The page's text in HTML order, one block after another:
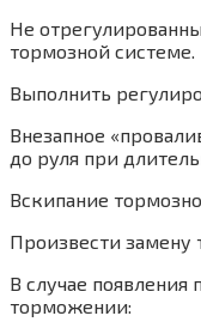
Не
тормозной системе.
Выполнить
Внезапное
до руля при
Вскипание
Произвести замену
В случае
торможении: